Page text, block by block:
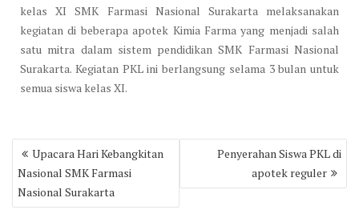
kelas XI SMK Farmasi Nasional Surakarta melaksanakan
kegiatan di beberapa apotek Kimia Farma yang menjadi salah
satu mitra dalam sistem pendidikan SMK Farmasi Nasional
Surakarta. Kegiatan PKL ini berlangsung selama 3 bulan untuk
semua siswa kelas XI.
Post
navigation
Upacara Hari Kebangkitan
Nasional SMK Farmasi
Nasional Surakarta
Penyerahan Siswa PKL di
apotek reguler